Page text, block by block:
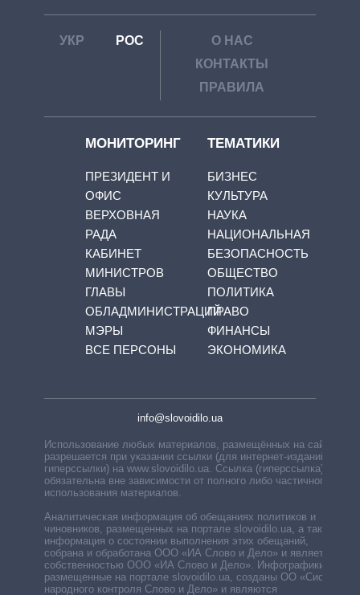
УКР РОС
О НАС
КОНТАКТЫ
ПРАВИЛА
МОНИТОРИНГ
ПРЕЗИДЕНТ И
ОФИС
ВЕРХОВНАЯ
РАДА
КАБИНЕТ
МИНИСТРОВ
ГЛАВЫ
ОБЛАДМИНИСТРАЦИЙ
МЭРЫ
ВСЕ ПЕРСОНЫ
ТЕМАТИКИ
БИЗНЕС
КУЛЬТУРА
НАУКА
НАЦИОНАЛЬНАЯ
БЕЗОПАСНОСТЬ
ОБЩЕСТВО
ПОЛИТИКА
ПРАВО
ФИНАНСЫ
ЭКОНОМИКА
info@slovoidilo.ua
Использование любых материалов, размещённых на сайте,
разрешается при указании ссылки (для интернет-изданий —
гиперссылки) на www.slovoidilo.ua. Ссылка (гиперссылка)
обязательна вне зависимости от полного либо частичного
использования материалов.
Аналитическая информация об обещаниях политиков и
чиновников, размещенных на портале slovoidilo.ua, а также
информация о состоянии выполнения этих обещаний,
собрана и обработана ООО «ИА Слово и Дело» и является
собственностью ООО «ИА Слово и Дело». Инфографики,
размещенные на портале slovoidilo.ua, созданы ОО «Система
народного контроля Слово и Дело» и являются